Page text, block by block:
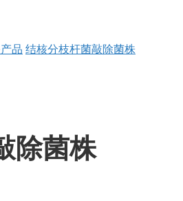
品 结核分枝杆菌敲除菌株
除菌株